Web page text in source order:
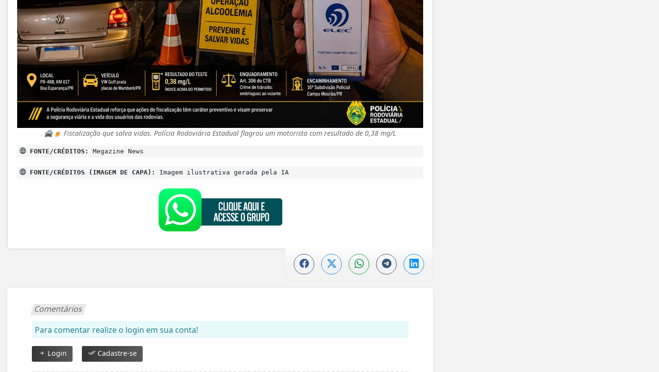
🚔🍺 Fiscalização que salva vidas. Polícia Rodoviária Estadual flagrou um motorista com resultado de 0,38 mg/L
FONTE/CRÉDITOS: Megazine News
FONTE/CRÉDITOS (IMAGEM DE CAPA): Imagem ilustrativa gerada pela IA
Comentários
Para comentar realize o login em sua conta!
Login Cadastre-se